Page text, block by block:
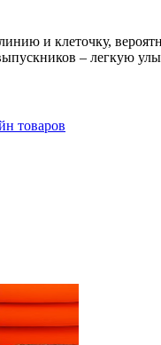
и клеточку,
– легкую
товаров